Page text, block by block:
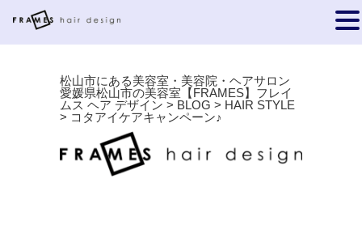
松山市にある美容室・美容院・ヘアサロン
愛媛県松山市の美容室【FRAMES】フレイ
ムス ヘア デザイン > BLOG > HAIR STYLE
> コタアイケアキャンペーン♪